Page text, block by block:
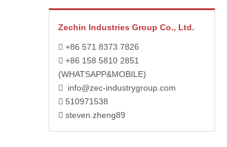
Zechin Industries Group Co., Ltd.
 +86 571 8373 7826
 +86 158 5810 2851
(WHATSAPP&MOBILE)
 info@zec-industrygroup.com
 510971538
 steven.zheng89